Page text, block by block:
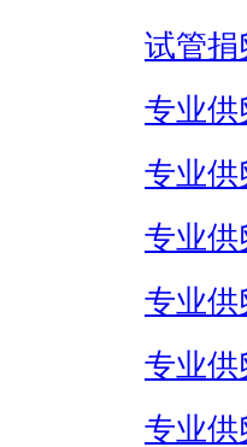
试管捐
专业供
专业供
专业供
专业供
专业供
专业供